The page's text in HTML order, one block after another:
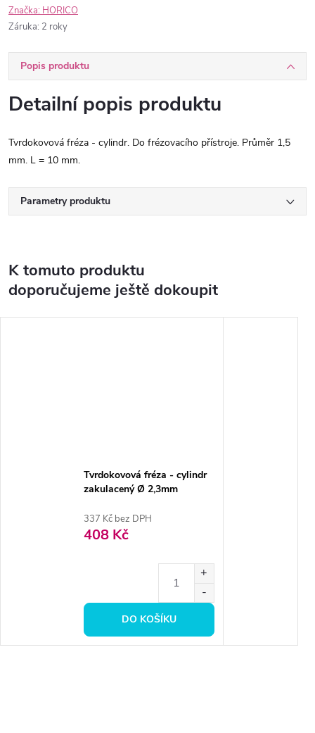
Značka: HORICO
Záruka: 2 roky
Popis produktu
Detailní popis produktu
Tvrdokovová fréza - cylindr. Do frézovacího přístroje. Průměr 1,5
mm. L = 10 mm.
Parametry produktu
K tomuto produktu
doporučujeme ještě dokoupit
Tvrdokovová fréza - cylindr
zakulacený Ø 2,3mm
337 Kč bez DPH
408 Kč
DO KOŠÍKU